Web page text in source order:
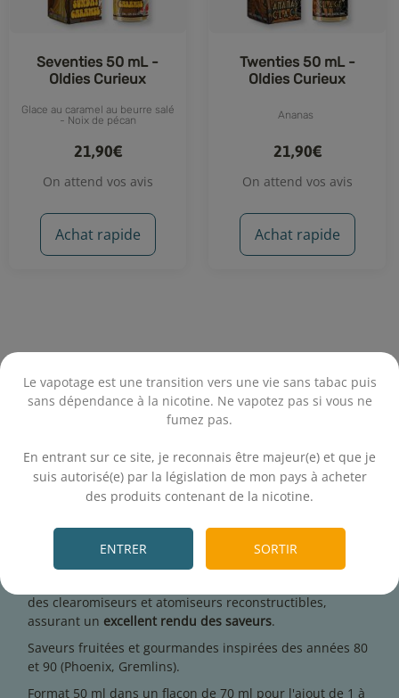
Le vapotage est une transition vers une vie sans tabac puis
sans dépendance à la nicotine. Ne vapotez pas si vous ne
fumez pas.
En entrant sur ce site, je reconnais être majeur(e) et que je
suis autorisé(e) par la législation de mon pays à acheter
des produits contenant de la nicotine.
ENTRER SORTIR
Seventies 50 mL -
Oldies Curieux
Glace au caramel au beurre salé
- Noix de pécan
21,90€
On attend vos avis
Achat rapide
Twenties 50 mL -
Oldies Curieux
Ananas
21,90€
On attend vos avis
Achat rapide
La gammeOldiesdeCurieux revisite des classiques de la
pop culture en e-liquides fruités et gourmands. Ce
complexes et l'utilisation du Végétol® en substitution du
propylène glycol, offrant une alternative végétale pour
les vapoteurs.
Sur E-fumeur.fr, les e-liquides Curieux Oldies sont
proposés en grand format 50 ml prêt à booster, dans des
flacons de 70 ml. Leur base 40% Végétol® et 60%
des clearomiseurs et atomiseurs reconstructibles,
assurant un excellent rendu des saveurs.
Saveurs fruitées et gourmandes inspirées des années 80
et 90 (Phoenix, Gremlins).
Format 50 ml dans un flacon de 70 ml pour l'ajout de 1 à